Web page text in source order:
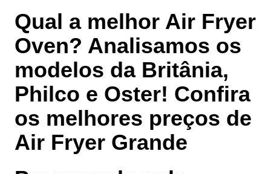
Qual a melhor Air Fryer
Oven? Analisamos os
modelos da Britânia,
Philco e Oster! Confira
os melhores preços de
Air Fryer Grande